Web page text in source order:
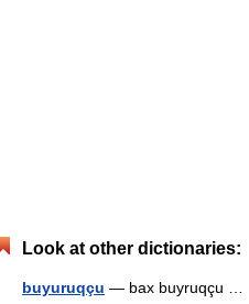
Look at other dictionaries:
buyuruqçu — bax buyruqçu …